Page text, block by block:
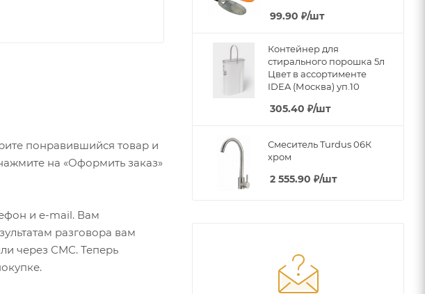
понравившийся товар и
на «Оформить заказ»
и e-mail. Вам
разговора вам
через СМС. Теперь
99.90 ₽/шт
Контейнер для
стирального порошка 5л
Цвет в ассортименте
IDEA (Москва) уп.10
305.40 ₽/шт
Смеситель Turdus 06К
хром
2 555.90 ₽/шт